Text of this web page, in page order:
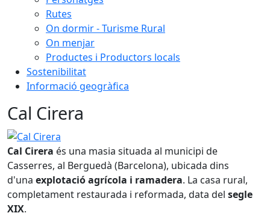
Rutes
On dormir - Turisme Rural
On menjar
Productes i Productors locals
Sostenibilitat
Informació geogràfica
Cal Cirera
Cal Cirera
Cal Cirera és una masia situada al municipi de
Casserres, al Berguedà (Barcelona), ubicada dins
d'una explotació agrícola i ramadera. La casa rural,
completament restaurada i reformada, data del segle
XIX.